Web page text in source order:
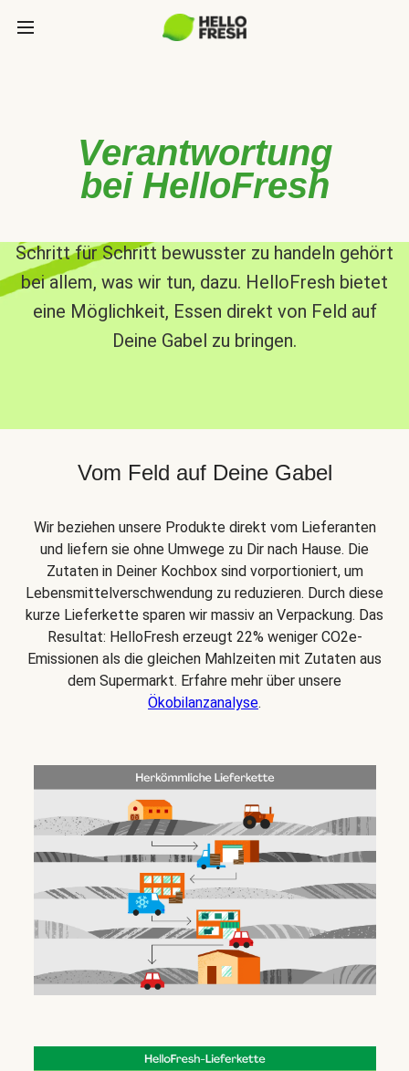
Verantwortung
bei HelloFresh
Schritt für Schritt bewusster zu handeln gehört
bei allem, was wir tun, dazu. HelloFresh bietet
eine Möglichkeit, Essen direkt von Feld auf
Deine Gabel zu bringen.
Vom Feld auf Deine Gabel
Wir beziehen unsere Produkte direkt vom Lieferanten
und liefern sie ohne Umwege zu Dir nach Hause. Die
Zutaten in Deiner Kochbox sind vorportioniert, um
Lebensmittelverschwendung zu reduzieren. Durch diese
kurze Lieferkette sparen wir massiv an Verpackung. Das
Resultat: HelloFresh erzeugt 22% weniger CO2e-
Emissionen als die gleichen Mahlzeiten mit Zutaten aus
dem Supermarkt. Erfahre mehr über unsere
Ökobilanzanalyse.